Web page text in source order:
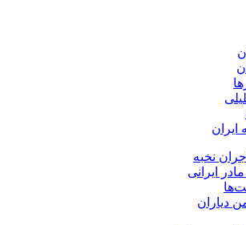
ایران
نخبه
ایرانی
دیاران